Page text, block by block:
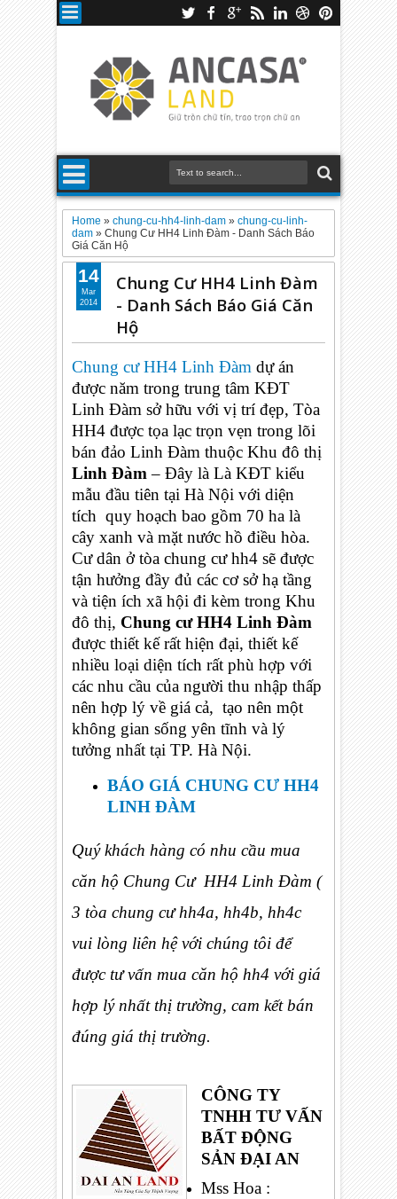
Home »chung-cu-hh4-linh-dam »chung-cu-linh-
dam »Chung Cư HH4 Linh Đàm - Danh Sách Báo
Giá Căn Hộ
Chung Cư HH4 Linh Đàm
- Danh Sách Báo Giá Căn
Hộ
Chung cư HH4 Linh Đàm dự án
được năm trong trung tâm KĐT
Linh Đàm sở hữu với vị trí đẹp, Tòa
HH4 được tọa lạc trọn vẹn trong lõi
bán đảo Linh Đàm thuộc Khu đô thị
Linh Đàm – Đây là Là KĐT kiểu
mẫu đầu tiên tại Hà Nội với diện
tích quy hoạch bao gồm 70 ha là
cây xanh và mặt nước hồ điều hòa.
Cư dân ở tòa chung cư hh4 sẽ được
tận hưởng đầy đủ các cơ sở hạ tầng
và tiện ích xã hội đi kèm trong Khu
đô thị, Chung cư HH4 Linh Đàm
được thiết kế rất hiện đại, thiết kế
nhiều loại diện tích rất phù hợp với
các nhu cầu của người thu nhập thấp
nên hợp lý về giá cả, tạo nên một
không gian sống yên tĩnh và lý
tưởng nhất tại TP. Hà Nội.
BÁO GIÁ CHUNG CƯ HH4
LINH ĐÀM
Quý khách hàng có nhu cầu mua
căn hộ Chung Cư HH4 Linh Đàm (
3 tòa chung cư hh4a, hh4b, hh4c
vui lòng liên hệ với chúng tôi để
được tư vấn mua căn hộ hh4 với giá
hợp lý nhất thị trường, cam kết bán
đúng giá thị trường.
CÔNG TY
TNHH TƯ VẤN
BẤT ĐỘNG
SẢN ĐẠI AN
Mss Hoa :
14
Mar
2014